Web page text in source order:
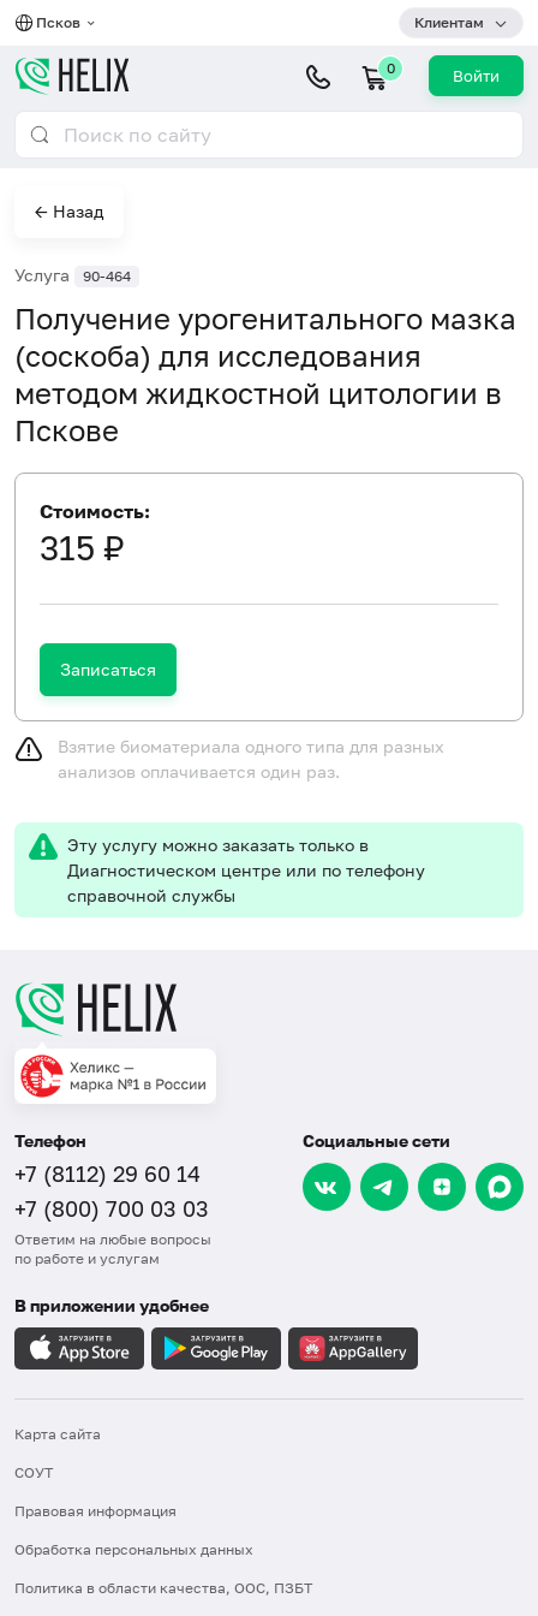
Псков Клиентам
0 Войти
← Назад
Услуга 90-464
Получение урогенитального мазка
(соскоба) для исследования
методом жидкостной цитологии в
Пскове
Стоимость:
315 ₽
Записаться
Взятие биоматериала одного типа для разных
анализов оплачивается один раз.
Эту услугу можно заказать только в
Диагностическом центре или по телефону
справочной службы
Телефон
+7 (8112) 29 60 14
+7 (800) 700 03 03
Ответим на любые вопросы
по работе и услугам
Социальные сети
В приложении удобнее
Карта сайта
СОУТ
Правовая информация
Обработка персональных данных
Политика в области качества, ООС, ПЗБТ